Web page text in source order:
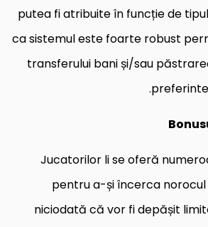
putea fi atribuite în funcție de
ca sistemul este foarte robust
transferului bani și/sau
Jucatorilor li se oferă
pentru a-și încerca
niciodată că vor fi depășit